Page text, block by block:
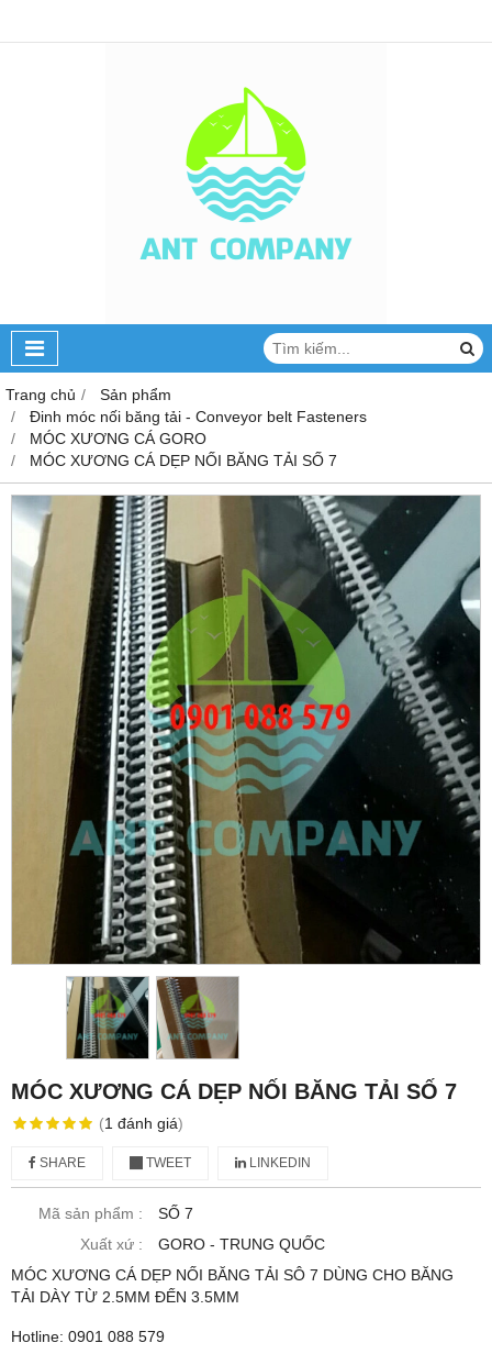
Trang chủ
Sản phẩm
Đinh móc nối băng tải - Conveyor belt Fasteners
MÓC XƯƠNG CÁ GORO
MÓC XƯƠNG CÁ DẸP NỐI BĂNG TẢI SỐ 7
MÓC XƯƠNG CÁ DẸP NỐI BĂNG TẢI SỐ 7
(1 đánh giá)
SHARE TWEET LINKEDIN
Mã sản phẩm :
SỐ 7
Xuất xứ :
GORO - TRUNG QUỐC
MÓC XƯƠNG CÁ DẸP NỐI BĂNG TẢI SÔ 7 DÙNG CHO BĂNG
TẢI DÀY TỪ 2.5MM ĐẾN 3.5MM
Hotline: 0901 088 579